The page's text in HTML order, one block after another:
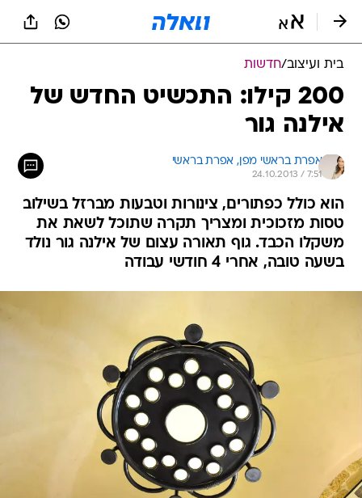
בית ועיצוב/חדשות
200 קילו: התכשיט החדש של
אילנה גור
אפרת בראשי מפן, אפרת בראשי
24.10.2013 / 7:51
הוא כולל כפתורים, צינורות וטבעות מברזל בשילוב
טסות מזכוכית ומצריך תקרה שתוכל לשאת את
משקלו הכבד. גוף תאורה עצום של אילנה גור נולד
בשעה טובה, אחרי 4 חודשי עבודה